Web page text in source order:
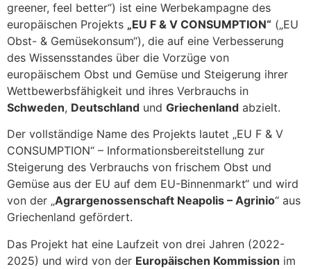
greener, feel better“) ist eine Werbekampagne des
europäischen Projekts „EU F & V CONSUMPTION“ („EU
Obst- & Gemüsekonsum“), die auf eine Verbesserung
des Wissensstandes über die Vorzüge von
europäischem Obst und Gemüse und Steigerung ihrer
Wettbewerbsfähigkeit und ihres Verbrauchs in
Schweden, Deutschland und Griechenland abzielt.
Der vollständige Name des Projekts lautet „EU F & V
CONSUMPTION“ – Informationsbereitstellung zur
Steigerung des Verbrauchs von frischem Obst und
Gemüse aus der EU auf dem EU-Binnenmarkt“ und wird
von der „Agrargenossenschaft Neapolis – Agrinio“ aus
Griechenland gefördert.
Das Projekt hat eine Laufzeit von drei Jahren (2022-
2025) und wird von der Europäischen Kommission im